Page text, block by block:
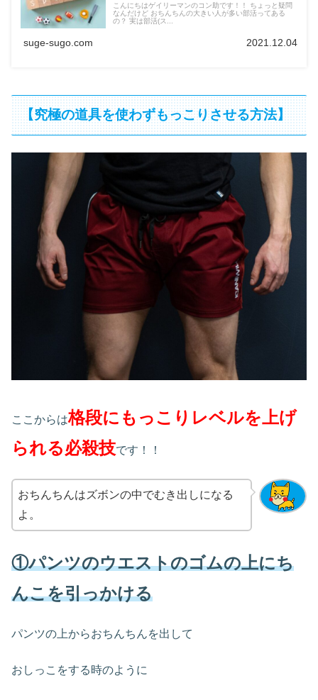
こんにちはゲイリーマンのコン助です！！ ちょっと疑問
なんだけど おちんちんの大きい人が多い部活ってある
の？ 実は部活(ス...
suge-sugo.com 2021.12.04
【究極の道具を使わずもっこりさせる方法】
ここからは格段にもっこりレベルを上げ
られる必殺技です！！
おちんちんはズボンの中でむき出しになる
よ。
①パンツのウエストのゴムの上にち
んこを引っかける
パンツの上からおちんちんを出して
おしっこをする時のように